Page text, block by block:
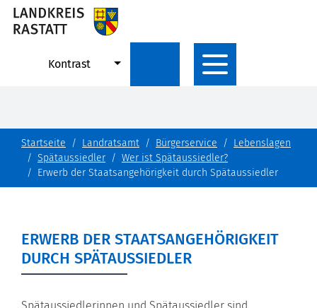
Kontrast
Startseite Landratsamt Bürgerservice
Lebenslagen
Spätaussiedler
Wer ist Spätaussiedler?
Erwerb der Staatsangehörigkeit durch Spätaussiedler
ERWERB DER STAATSANGEHÖRIGKEIT
DURCH SPÄTAUSSIEDLER